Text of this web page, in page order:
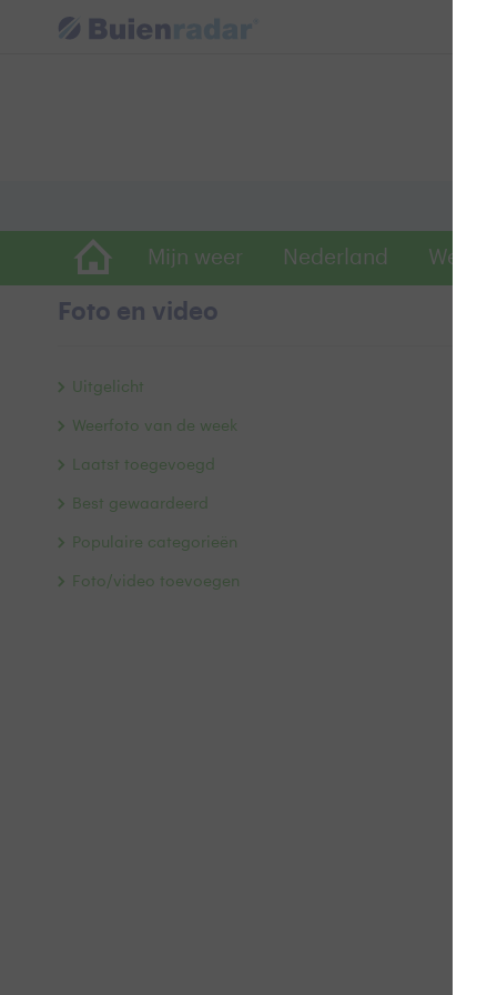
Mijn weer Nederland
Foto en video
Uitgelicht
Weerfoto van de week
Laatst toegevoegd
Best gewaardeerd
Populaire categorieën
Foto/video toevoegen